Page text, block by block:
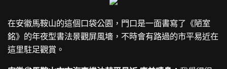
在安徽馬鞍山的這個口袋公園，門口是一面書寫了《陋室
銘》的年夜型書法景觀屏風墻，不時會有路過的市平易近在
這里駐足觀賞。